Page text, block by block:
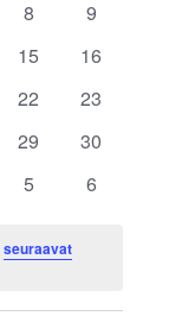
0
8
0
9
0
15
0
16
0
22
0
23
0
29
0
30
0
5
0
6
seuraavat